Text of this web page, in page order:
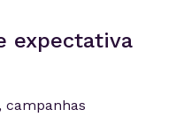
expectativa
campanhas